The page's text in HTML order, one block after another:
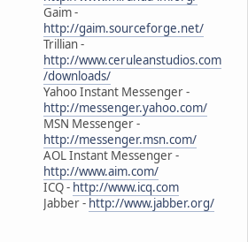
Gaim -
http://gaim.sourceforge.net/
Trillian -
http://www.ceruleanstudios.com
/downloads/
Yahoo Instant Messenger -
http://messenger.yahoo.com/
MSN Messenger -
http://messenger.msn.com/
AOL Instant Messenger -
http://www.aim.com/
ICQ - http://www.icq.com
Jabber - http://www.jabber.org/